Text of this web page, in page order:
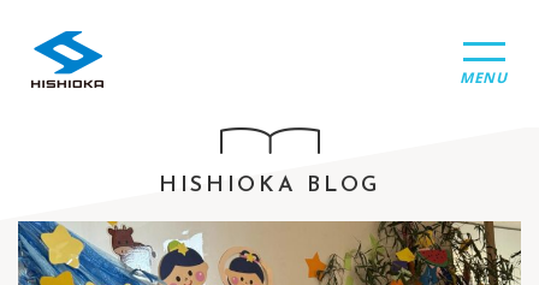
MENU
HISHIOKA BLOG